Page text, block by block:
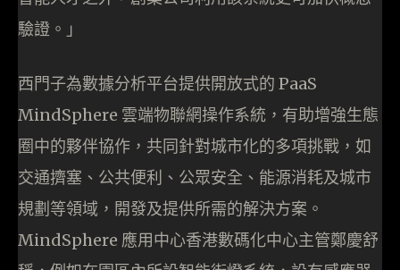
驗證。」
西門子為數據分析平台提供開放式的 PaaS
MindSphere 雲端物聯網操作系統，有助增強生態
圈中的夥伴協作，共同針對城市化的多項挑戰，如
交通擠塞、公共便利、公眾安全、能源消耗及城市
規劃等領域，開發及提供所需的解決方案。
MindSphere 應用中心香港數碼化中心主管鄭慶舒